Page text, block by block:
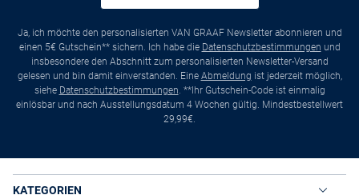
Ja, ich möchte den personalisierten VAN GRAAF Newsletter abonnieren und
einen 5€ Gutschein** sichern. Ich habe die Datenschutzbestimmungen und
insbesondere den Abschnitt zum personalisierten Newsletter-Versand
gelesen und bin damit einverstanden. Eine Abmeldung ist jederzeit möglich,
siehe Datenschutzbestimmungen. **Ihr Gutschein-Code ist einmalig
einlösbar und nach Ausstellungsdatum 4 Wochen gültig. Mindestbestellwert
29,99€.
KATEGORIEN